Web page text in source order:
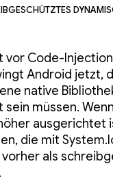
vor Code-
Android jetzt,
native
müssen.
ausgerichtet
die mit
als